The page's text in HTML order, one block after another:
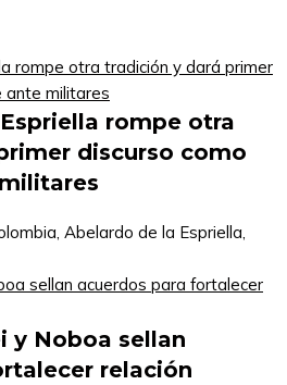
rompe otra
discurso como
Abelardo de la Espriella,
y Noboa sellan
relación